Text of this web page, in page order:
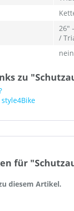
26"
/
nein
zu
für
diesem Artikel.